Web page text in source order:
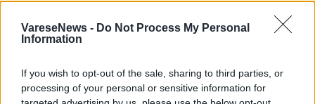
VareseNews - Do Not Process My Personal
Information
If you wish to opt-out of the sale, sharing to third parties, or
processing of your personal or sensitive information for
dell’iscrizione) Per partecipare, è richiesta
una donazione minima di 10€ a sostegno del
progetto “Tutti in piedi sul Divano”. L’evento
è realizzato con il Patrocinio del Comune di